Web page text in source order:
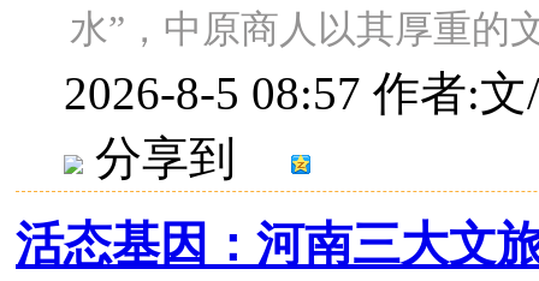
水”，中原商人以其厚重的
2026-8-5 08:57 作者:
分享到
活态基因：河南三大文